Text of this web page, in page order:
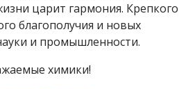
царит гармония. Крепкого
благополучия и новых
и промышленности.
химики!